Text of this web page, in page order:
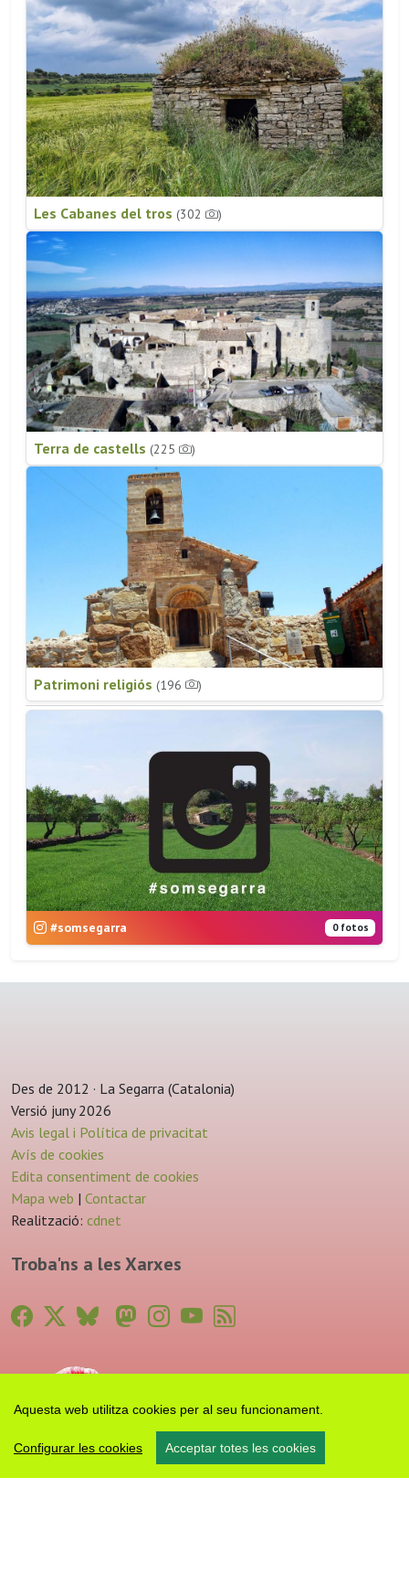
Aquesta web utilitza cookies per al seu funcionament.
Configurar les cookies Acceptar totes les cookies
Les Cabanes del tros (302 )
Terra de castells (225 )
Patrimoni religiós (196 )
#somsegarra 0 fotos
Des de 2012 · La Segarra (Catalonia)
Versió juny 2026
Avis legal i Política de privacitat
Avís de cookies
Edita consentiment de cookies
Mapa web | Contactar
Realització: cdnet
Troba'ns a les Xarxes